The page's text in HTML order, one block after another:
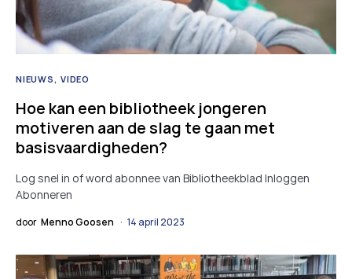
NIEUWS VIDEO
Hoe kan een bibliotheek jongeren
motiveren aan de slag te gaan met
basisvaardigheden?
Log snel in of word abonnee van Bibliotheekblad Inloggen
Abonneren
door Menno Goosen 14 april 2023